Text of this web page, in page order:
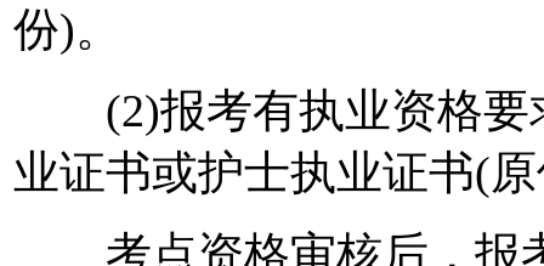
份)。
(2)报考有执业资格要
业证书或护士执业证书(
考点资格审核后，报